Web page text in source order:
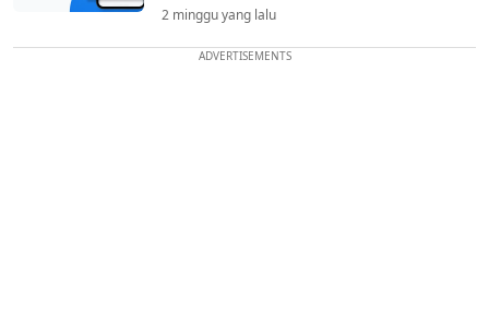
2 minggu yang lalu
ADVERTISEMENTS